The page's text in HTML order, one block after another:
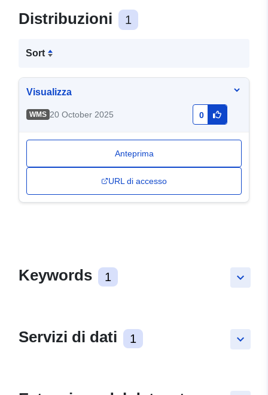
Distribuzioni 1
Sort
Visualizza
WMS 20 October 2025 0
Anteprima
URL di accesso
keyboard_arrow_down
Keywords 1
keyboard_arrow_down
Servizi di dati 1